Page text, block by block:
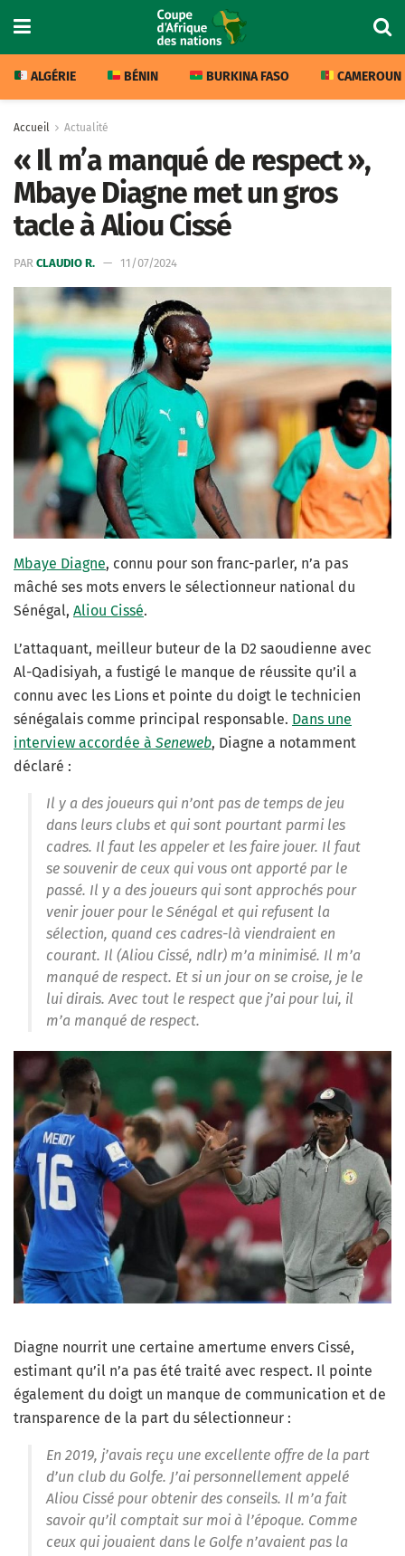
ALGÉRIE BÉNIN BURKINA FASO CAMEROUN
Accueil Actualité
« Il m’a manqué de respect »,
Mbaye Diagne met un gros
tacle à Aliou Cissé
PAR CLAUDIO R. 11/07/2024
Mbaye Diagne, connu pour son franc-parler, n’a pas
mâché ses mots envers le sélectionneur national du
Sénégal, Aliou Cissé.
L’attaquant, meilleur buteur de la D2 saoudienne avec
Al-Qadisiyah, a fustigé le manque de réussite qu’il a
connu avec les Lions et pointe du doigt le technicien
sénégalais comme principal responsable. Dans une
interview accordée à Seneweb, Diagne a notamment
déclaré :
Il y a des joueurs qui n’ont pas de temps de jeu
dans leurs clubs et qui sont pourtant parmi les
cadres. Il faut les appeler et les faire jouer. Il faut
se souvenir de ceux qui vous ont apporté par le
passé. Il y a des joueurs qui sont approchés pour
venir jouer pour le Sénégal et qui refusent la
sélection, quand ces cadres-là viendraient en
courant. Il (Aliou Cissé, ndlr) m’a minimisé. Il m’a
manqué de respect. Et si un jour on se croise, je le
lui dirais. Avec tout le respect que j’ai pour lui, il
m’a manqué de respect.
Diagne nourrit une certaine amertume envers Cissé,
estimant qu’il n’a pas été traité avec respect. Il pointe
également du doigt un manque de communication et de
transparence de la part du sélectionneur :
En 2019, j’avais reçu une excellente offre de la part
d’un club du Golfe. J’ai personnellement appelé
Aliou Cissé pour obtenir des conseils. Il m’a fait
savoir qu’il comptait sur moi à l’époque. Comme
ceux qui jouaient dans le Golfe n’avaient pas la